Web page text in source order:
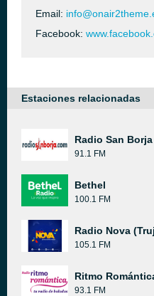
Email:
Facebook:
Estaciones relacionadas
Radio San
91.1 FM
Bethel
100.1 FM
Radio Nova
105.1 FM
Ritmo
93.1 FM